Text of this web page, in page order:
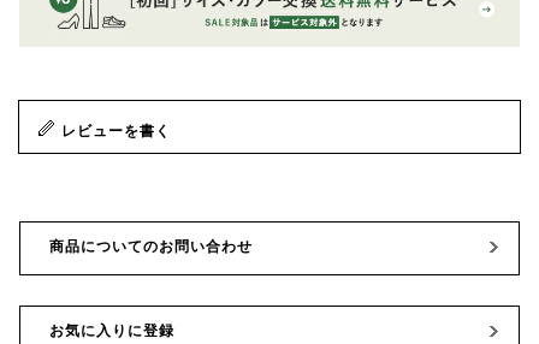
レビューを書く
商品についてのお問い合わせ
お気に入りに登録